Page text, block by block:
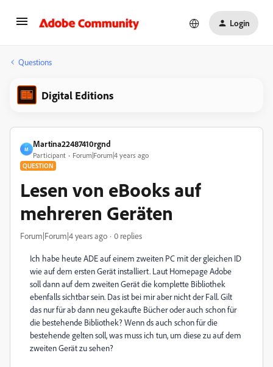
Login
Questions
Digital Editions
M
Martina22487410rgnd
Participant Forum|Forum|4 years ago
QUESTION
Lesen von eBooks auf
mehreren Geräten
Forum|Forum|4 years ago 0 replies
Ich habe heute ADE auf einem zweiten PC mit der gleichen ID
wie auf dem ersten Gerät installiert. Laut Homepage Adobe
soll dann auf dem zweiten Gerät die komplette Bibliothek
ebenfalls sichtbar sein. Das ist bei mir aber nicht der Fall. Gilt
das nur für ab dann neu gekaufte Bücher oder auch schon für
die bestehende Bibliothek? Wenn ds auch schon für die
bestehende gelten soll, was muss ich tun, um diese zu auf dem
zweiten Gerät zu sehen?